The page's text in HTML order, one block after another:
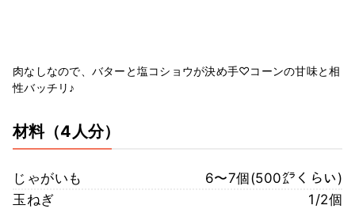
肉なしなので、バターと塩コショウが決め手♡コーンの甘味と相
性バッチリ♪
材料（4人分）
じゃがいも
6〜7個(500㌘くらい)
玉ねぎ
1/2個